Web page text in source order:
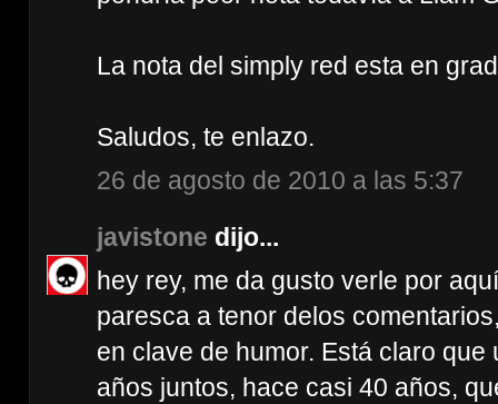
La nota del simply red esta en
Saludos, te enlazo.
26 de agosto de 2010 a las 5:37
javistone dijo...
hey rey, me da gusto verle por
paresca a tenor delos
en clave de humor. Está claro
años juntos, hace casi 40 años,